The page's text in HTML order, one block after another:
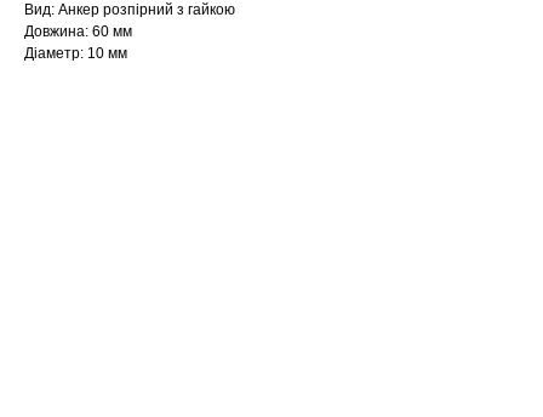
Вид: Анкер розпірний з гайкою
Довжина: 60 мм
Діаметр: 10 мм